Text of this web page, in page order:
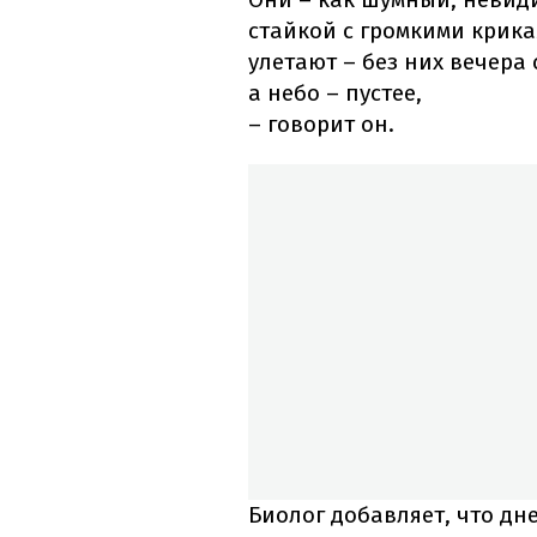
стайкой с громкими
улетают – без них вечера
а небо – пустее,
– говорит он.
Биолог добавляет, что